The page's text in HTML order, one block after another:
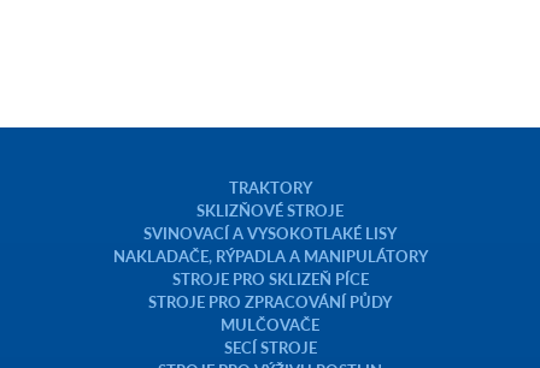
TRAKTORY
SKLIZŇOVÉ STROJE
SVINOVACÍ A VYSOKOTLAKÉ LISY
NAKLADAČE, RÝPADLA A MANIPULÁTORY
STROJE PRO SKLIZEŇ PÍCE
STROJE PRO ZPRACOVÁNÍ PŮDY
MULČOVAČE
SECÍ STROJE